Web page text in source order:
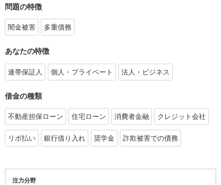
問題の特徴
闇金被害 多重債務
あなたの特徴
連帯保証人 個人・プライベート 法人・ビジネス
借金の種類
不動産担保ローン 住宅ローン 消費者金融 クレジット会社
リボ払い 銀行借り入れ 奨学金 詐欺被害での債務
注力分野